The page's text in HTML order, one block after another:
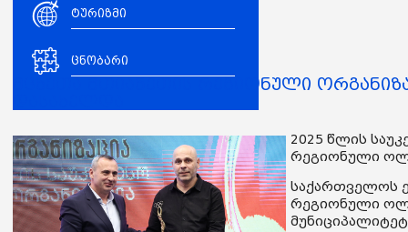
ტურიზმი
ცნობარი
მცხეთა მთიანეთის რეგიონული
2025 წლის
რეგიონული
საქართველოს
რეგიონული